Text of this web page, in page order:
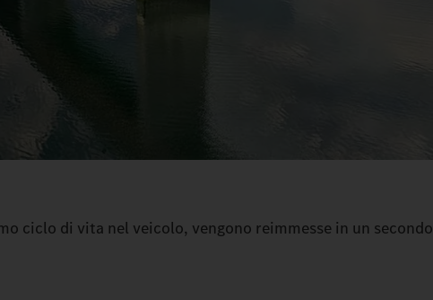
ciclo di vita nel veicolo, vengono reimmesse in un secondo